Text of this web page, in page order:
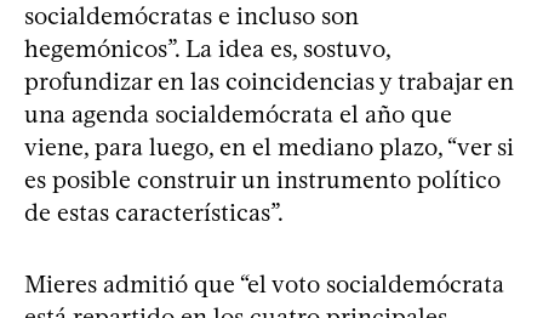
socialdemócratas e incluso son
hegemónicos”. La idea es, sostuvo,
profundizar en las coincidencias y trabajar en
una agenda socialdemócrata el año que
viene, para luego, en el mediano plazo, “ver si
es posible construir un instrumento político
de estas características”.
Mieres admitió que “el voto socialdemócrata